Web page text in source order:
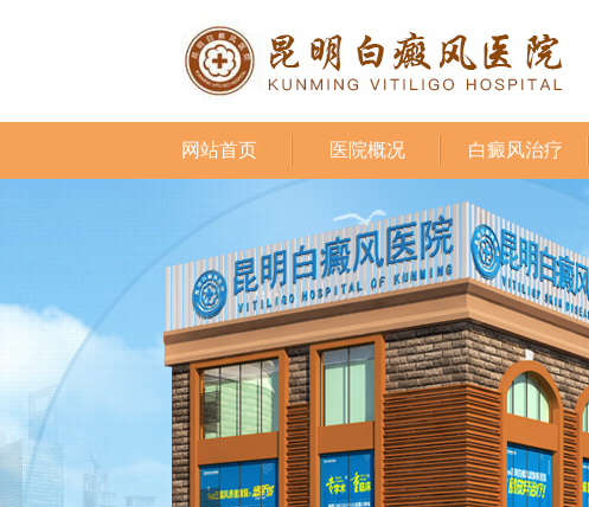
网站首页 医院概况 白癜风治疗